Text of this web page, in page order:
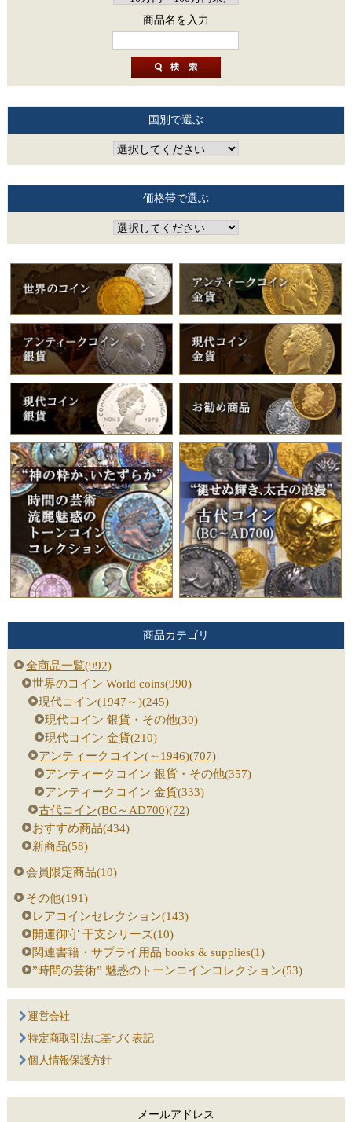
商品名を入力
国別で選ぶ
価格帯で選ぶ
商品カテゴリ
全商品一覧(992)
世界のコイン World coins(990)
現代コイン(1947～)(245)
現代コイン 銀貨・その他(30)
現代コイン 金貨(210)
アンティークコイン(～1946)(707)
アンティークコイン 銀貨・その他(357)
アンティークコイン 金貨(333)
古代コイン(BC～AD700)(72)
おすすめ商品(434)
新商品(58)
会員限定商品(10)
その他(191)
レアコインセレクション(143)
開運御守 干支シリーズ(10)
関連書籍・サプライ用品 books & supplies(1)
”時間の芸術” 魅惑のトーンコインコレクション(53)
運営会社
特定商取引法に基づく表記
個人情報保護方針
メールアドレス